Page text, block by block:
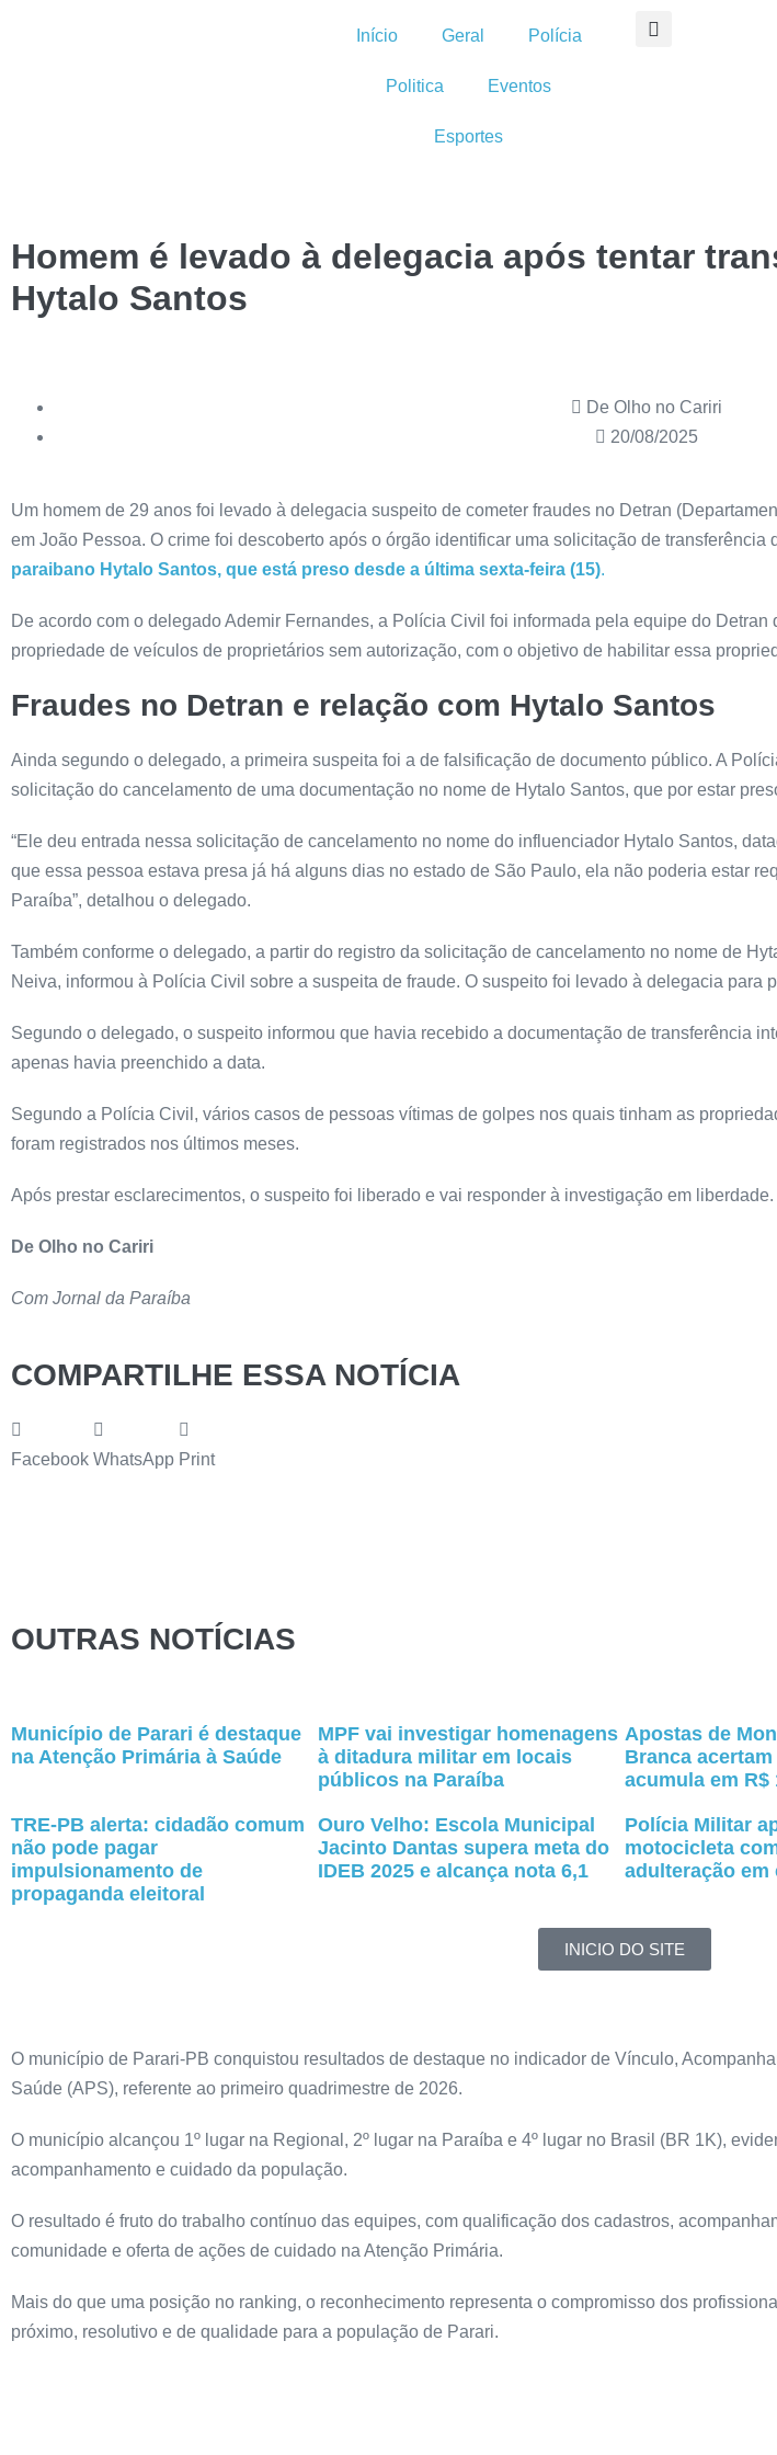
Início Geral Polícia
Politica Eventos
Esportes
Homem é levado à delegacia após tentar
Hytalo Santos
De Olho no Cariri
20/08/2025
Um homem de 29 anos foi levado à delegacia suspeito de cometer fraudes no Detran
em João Pessoa. O crime foi descoberto após o órgão identificar uma solicitação de
paraibano Hytalo Santos, que está preso desde a última sexta-feira (15).
De acordo com o delegado Ademir Fernandes, a Polícia Civil foi informada pela equipe do
propriedade de veículos de proprietários sem autorização, com o objetivo de habilitar essa
Fraudes no Detran e relação com Hytalo Santos
Ainda segundo o delegado, a primeira suspeita foi a de falsificação de documento público. A
solicitação do cancelamento de uma documentação no nome de Hytalo Santos, que por estar
“Ele deu entrada nessa solicitação de cancelamento no nome do influenciador Hytalo Santos,
que essa pessoa estava presa já há alguns dias no estado de São Paulo, ela não poderia estar
Paraíba”, detalhou o delegado.
Também conforme o delegado, a partir do registro da solicitação de cancelamento no nome de
Neiva, informou à Polícia Civil sobre a suspeita de fraude. O suspeito foi levado à delegacia para
Segundo o delegado, o suspeito informou que havia recebido a documentação de transferência
apenas havia preenchido a data.
Segundo a Polícia Civil, vários casos de pessoas vítimas de golpes nos quais tinham as
foram registrados nos últimos meses.
Após prestar esclarecimentos, o suspeito foi liberado e vai responder à investigação em liberdade.
De Olho no Cariri
Com Jornal da Paraíba
COMPARTILHE ESSA NOTÍCIA
Facebook WhatsApp Print
OUTRAS NOTÍCIAS
Município de Parari é destaque
na Atenção Primária à Saúde
MPF vai investigar homenagens
à ditadura militar em locais
públicos na Paraíba
Apostas de
Branca
acumula em R$
TRE-PB alerta: cidadão comum
não pode pagar
impulsionamento de
propaganda eleitoral
Ouro Velho: Escola Municipal
Jacinto Dantas supera meta do
IDEB 2025 e alcança nota 6,1
Polícia Militar
motocicleta
adulteração em
INICIO DO SITE
O município de Parari-PB conquistou resultados de destaque no indicador de Vínculo,
Saúde (APS), referente ao primeiro quadrimestre de 2026.
O município alcançou 1º lugar na Regional, 2º lugar na Paraíba e 4º lugar no Brasil (BR 1K),
acompanhamento e cuidado da população.
O resultado é fruto do trabalho contínuo das equipes, com qualificação dos cadastros,
comunidade e oferta de ações de cuidado na Atenção Primária.
Mais do que uma posição no ranking, o reconhecimento representa o compromisso dos
próximo, resolutivo e de qualidade para a população de Parari.